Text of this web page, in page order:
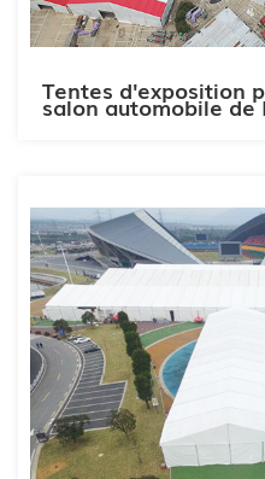
Tentes d'exposition
salon automobile de